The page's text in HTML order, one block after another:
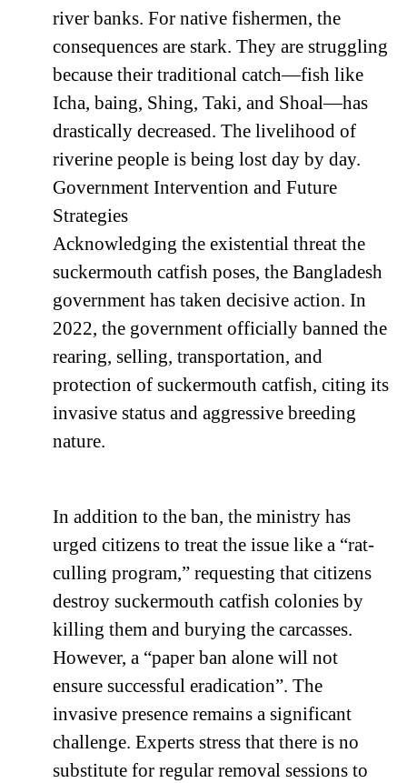
river banks. For native fishermen, the
consequences are stark. They are struggling
because their traditional catch—fish like
Icha, baing, Shing, Taki, and Shoal—has
drastically decreased. The livelihood of
riverine people is being lost day by day.
Government Intervention and Future
Strategies
Acknowledging the existential threat the
suckermouth catfish poses, the Bangladesh
government has taken decisive action. In
2022, the government officially banned the
rearing, selling, transportation, and
protection of suckermouth catfish, citing its
invasive status and aggressive breeding
nature.
In addition to the ban, the ministry has
urged citizens to treat the issue like a “rat-
culling program,” requesting that citizens
destroy suckermouth catfish colonies by
killing them and burying the carcasses.
However, a “paper ban alone will not
ensure successful eradication”. The
invasive presence remains a significant
challenge. Experts stress that there is no
substitute for regular removal sessions to